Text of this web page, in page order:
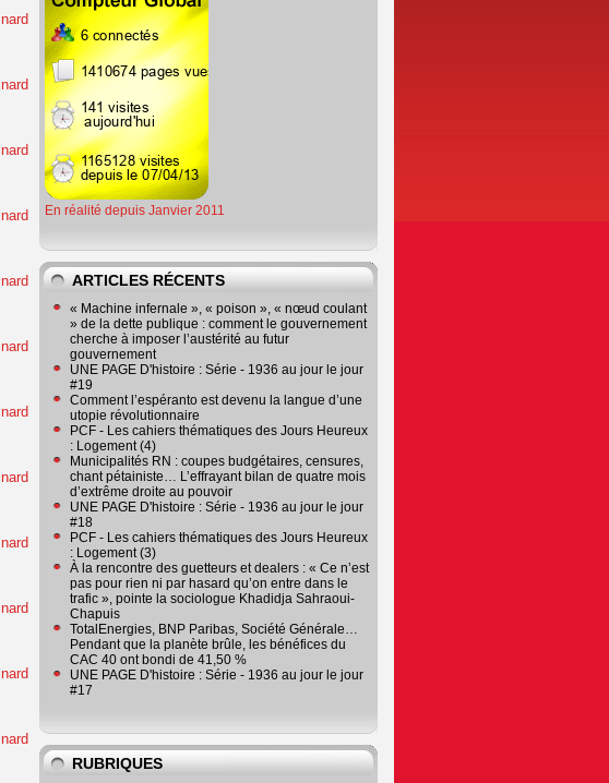
En réalité depuis Janvier 2011
ARTICLES RÉCENTS
« Machine infernale », « poison », « nœud coulant
» de la dette publique : comment le gouvernement
cherche à imposer l’austérité au futur
gouvernement
UNE PAGE D'histoire : Série - 1936 au jour le jour
#19
Comment l’espéranto est devenu la langue d’une
utopie révolutionnaire
PCF - Les cahiers thématiques des Jours Heureux
: Logement (4)
Municipalités RN : coupes budgétaires, censures,
chant pétainiste… L’effrayant bilan de quatre mois
d’extrême droite au pouvoir
UNE PAGE D'histoire : Série - 1936 au jour le jour
#18
PCF - Les cahiers thématiques des Jours Heureux
: Logement (3)
À la rencontre des guetteurs et dealers : « Ce n’est
pas pour rien ni par hasard qu’on entre dans le
trafic », pointe la sociologue Khadidja Sahraoui-
Chapuis
TotalEnergies, BNP Paribas, Société Générale…
Pendant que la planète brûle, les bénéfices du
CAC 40 ont bondi de 41,50 %
UNE PAGE D'histoire : Série - 1936 au jour le jour
#17
RUBRIQUES